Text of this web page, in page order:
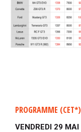
PROGRAMME (CET*)
VENDREDI 29 MAI